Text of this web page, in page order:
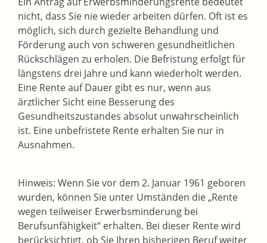
nicht, dass Sie nie wieder arbeiten dürfen. Oft ist es
möglich, sich durch gezielte Behandlung und
Förderung auch von schweren gesundheitlichen
Rückschlägen zu erholen. Die Befristung erfolgt für
längstens drei Jahre und kann wiederholt werden.
Eine Rente auf Dauer gibt es nur, wenn aus
ärztlicher Sicht eine Besserung des
Gesundheitszustandes absolut unwahrscheinlich
ist. Eine unbefristete Rente erhalten Sie nur in
Ausnahmen.
Hinweis: Wenn Sie vor dem 2. Januar 1961 geboren
wurden, können Sie unter Umständen die „Rente
wegen teilweiser Erwerbsminderung bei
Berufsunfähigkeit“ erhalten. Bei dieser Rente wird
berücksichtigt, ob Sie Ihren bisherigen Beruf weiter